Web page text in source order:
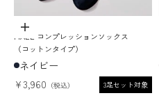
オプションを選択
MAEÉ コンプレッションソックス
（コットンタイプ）
ネイビー
セール価格
¥3,960 3足セット対象